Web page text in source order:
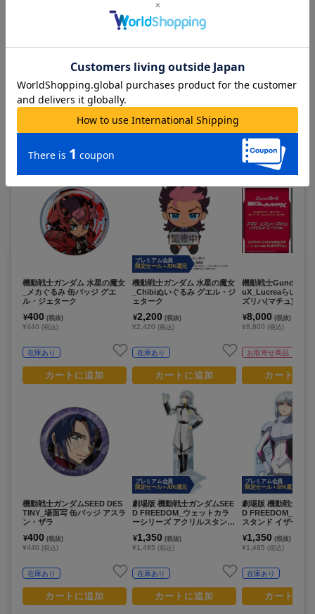
在庫あり
こちらの商品もチェックしています
すべて見る >
機動戦士ガンダム 水星の魔女
_メカぐるみ 缶バッジ グエ
ル・ジェターク
¥400 (税抜)
¥440 (税込)
在庫あり
カートに追加
機動戦士ガンダムSEED DES
TINY_場面写 缶バッジ アスラ
ン・ザラ
¥400 (税抜)
¥440 (税込)
在庫あり
カートに追加
プレミアム会員
限定セール +70%還元
機動戦士ガンダム 水星の魔女
_Chibiぬいぐるみ グエル・ジ
ェターク
¥2,200 (税抜)
¥2,420 (税込)
在庫あり
カートに追加
プレミアム会員
限定セール +70%還元
劇場版 機動戦士ガンダムSEE
D FREEDOM_ウェットカラ
ーシリーズ アクリルスタンド
¥1,350 (税抜)
¥1,485 (税込)
在庫あり
カートに追加
機動戦士Gundam
uX_Lucreaらいと
ズリハ(マチュ) パイ
¥8,000 (税抜)
¥8,800 (税込)
お取寄せ商品
カートに
プレミアム会員
限定セール +70%還元
劇場版 機動戦士ガ
D FREEDOM_アク
スタンド イザーク
¥1,350 (税抜)
¥1,485 (税込)
在庫あり
カートに